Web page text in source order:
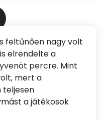
feltűnően nagy volt
elrendelte a
percre. Mint
mert a
a játékosok